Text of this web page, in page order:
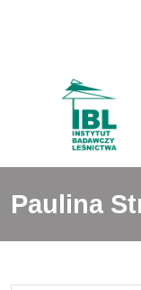
Paulina